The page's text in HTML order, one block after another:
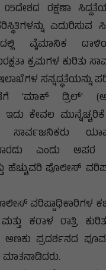
ರಕ್ಷಣಾ
ಎದುರಿಸುವ
ವೈಮಾನಿಕ
ಕ್ರಮಗಳ ಕುರಿತು
ಸನ್ನದ್ಧತೆಯನ್ನು
'ಮಾಕ್ ಡ್ರಿಲ್'
ಕೇವಲ
ಸಾರ್ವಜನಿಕರು
ಎಂದು ಅಪರ
ಪೊಲೀಸ್
ವರಿಷ್ಟಾಧಿಕಾರಿಗಳ
ಕರಾಳ ರಾತ್ರಿ
ಅಣಕು ಪ್ರದರ್ಶನದ
ಮಾತನಾಡಿದರು.